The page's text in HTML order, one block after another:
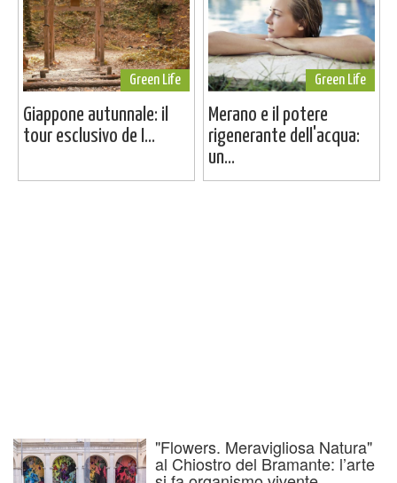
Green Life
Giappone autunnale: il
tour esclusivo de I...
Green Life
Merano e il potere
rigenerante dell'acqua:
un...
"Flowers. Meravigliosa Natura"
al Chiostro del Bramante: l’arte